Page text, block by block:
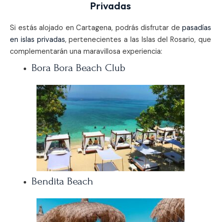
Privadas
Si estás alojado en Cartagena, podrás disfrutar de pasadías
en islas privadas, pertenecientes a las Islas del Rosario, que
complementarán una maravillosa experiencia:
Bora Bora Beach Club
Bendita Beach